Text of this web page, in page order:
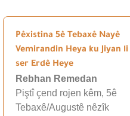
Pêxistina 5ê Tebaxê Nayê
Vemirandin Heya ku Jiyan li
ser Erdê Heye
Rebhan Remedan
Piştî çend rojen kêm, 5ê
Tebaxê/Augustê nêzîk